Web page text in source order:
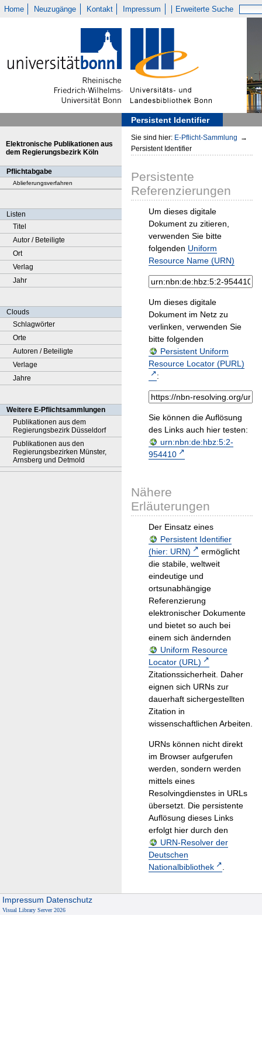
Home Neuzugänge Kontakt Impressum Erweiterte Suche
Persistent Identifier
Elektronische Publikationen aus
dem Regierungsbezirk Köln
Pflichtabgabe
Ablieferungsverfahren
Listen
Titel
Autor / Beteiligte
Ort
Verlag
Jahr
Clouds
Schlagwörter
Orte
Autoren / Beteiligte
Verlage
Jahre
Weitere E-Pflichtsammlungen
Publikationen aus dem
Regierungsbezirk Düsseldorf
Publikationen aus den
Regierungsbezirken Münster,
Arnsberg und Detmold
Sie sind hier: E-Pflicht-Sammlung →
Persistent Identifier
Persistente
Referenzierungen
Um dieses digitale
Dokument zu zitieren,
verwenden Sie bitte
folgenden Uniform
Resource Name (URN)
Um dieses digitale
Dokument im Netz zu
verlinken, verwenden Sie
bitte folgenden
Persistent Uniform
Resource Locator (PURL)
:
Sie können die Auflösung
des Links auch hier testen:
urn:nbn:de:hbz:5:2-
954410
Nähere
Erläuterungen
Der Einsatz eines
Persistent Identifier
(hier: URN)
ermöglicht
die stabile, weltweit
eindeutige und
ortsunabhängige
Referenzierung
elektronischer Dokumente
und bietet so auch bei
einem sich ändernden
Uniform Resource
Locator (URL)
Zitationssicherheit. Daher
eignen sich URNs zur
dauerhaft sichergestellten
Zitation in
wissenschaftlichen Arbeiten.
URNs können nicht direkt
im Browser aufgerufen
werden, sondern werden
mittels eines
Resolvingdienstes in URLs
übersetzt. Die persistente
Auflösung dieses Links
erfolgt hier durch den
URN-Resolver der
Deutschen
Nationalbibliothek
.
Impressum Datenschutz
Visual Library Server 2026